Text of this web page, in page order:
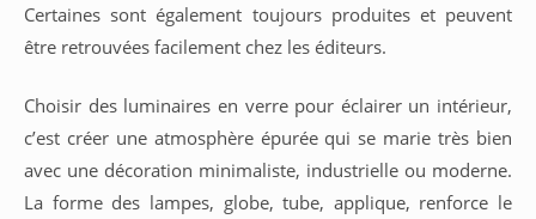
Certaines sont également toujours produites et peuvent
être retrouvées facilement chez les éditeurs.
Choisir des luminaires en verre pour éclairer un intérieur,
c’est créer une atmosphère épurée qui se marie très bien
avec une décoration minimaliste, industrielle ou moderne.
La forme des lampes, globe, tube, applique, renforce le